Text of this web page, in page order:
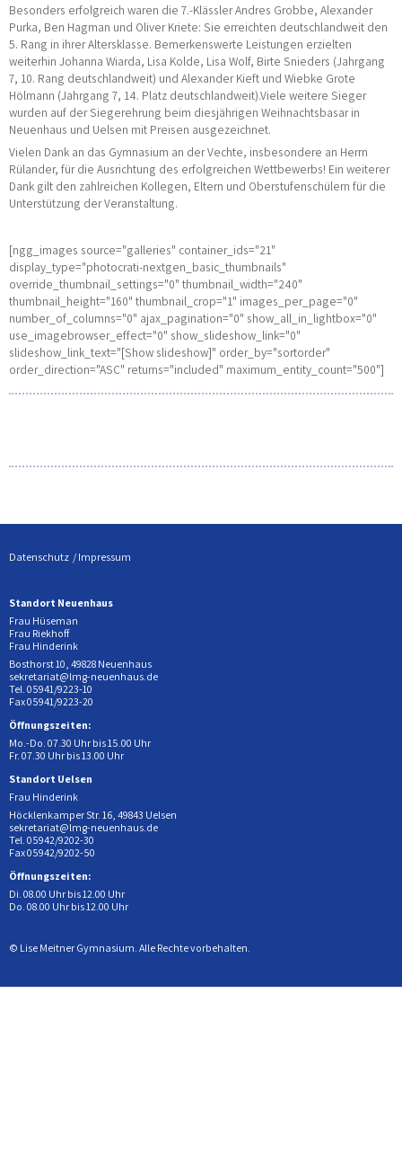
Besonders erfolgreich waren die 7.-Klässler Andres Grobbe, Alexander
Purka, Ben Hagman und Oliver Kriete: Sie erreichten deutschlandweit den
5. Rang in ihrer Altersklasse. Bemerkenswerte Leistungen erzielten
weiterhin Johanna Wiarda, Lisa Kolde, Lisa Wolf, Birte Snieders (Jahrgang
7, 10. Rang deutschlandweit) und Alexander Kieft und Wiebke Grote
Hölmann (Jahrgang 7, 14. Platz deutschlandweit).Viele weitere Sieger
wurden auf der Siegerehrung beim diesjährigen Weihnachtsbasar in
Neuenhaus und Uelsen mit Preisen ausgezeichnet.
Vielen Dank an das Gymnasium an der Vechte, insbesondere an Herrn
Rülander, für die Ausrichtung des erfolgreichen Wettbewerbs! Ein weiterer
Dank gilt den zahlreichen Kollegen, Eltern und Oberstufenschülern für die
Unterstützung der Veranstaltung.
[ngg_images source="galleries" container_ids="21"
display_type="photocrati-nextgen_basic_thumbnails"
override_thumbnail_settings="0" thumbnail_width="240"
thumbnail_height="160" thumbnail_crop="1" images_per_page="0"
number_of_columns="0" ajax_pagination="0" show_all_in_lightbox="0"
use_imagebrowser_effect="0" show_slideshow_link="0"
slideshow_link_text="[Show slideshow]" order_by="sortorder"
order_direction="ASC" returns="included" maximum_entity_count="500"]
Datenschutz Impressum
Standort Neuenhaus
Frau Hüseman
Frau Riekhoff
Frau Hinderink
Bosthorst 10, 49828 Neuenhaus
sekretariat@lmg-neuenhaus.de
Tel. 05941/9223-10
Fax 05941/9223-20
Öffnungszeiten:
Mo.-Do. 07.30 Uhr bis 15.00 Uhr
Fr. 07.30 Uhr bis 13.00 Uhr
Standort Uelsen
Frau Hinderink
Höcklenkamper Str. 16, 49843 Uelsen
sekretariat@lmg-neuenhaus.de
Tel. 05942/9202-30
Fax 05942/9202-50
Öffnungszeiten:
Di. 08.00 Uhr bis 12.00 Uhr
Do. 08.00 Uhr bis 12.00 Uhr
© Lise Meitner Gymnasium. Alle Rechte vorbehalten.